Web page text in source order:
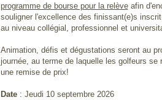
programme de bourse pour la relèveafin
souligner l'excellence des finissant(e)s
au niveau collégial, professionnel et
Animation, défis et dégustations seront au
journée, au terme de laquelle les golfeurs se
une remise de prix!
Date: Jeudi 10 septembre 2026